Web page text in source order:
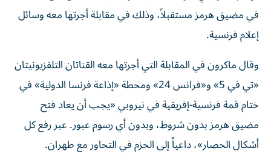
في مضيق هرمز مستقبلاً، وذلك في مقابلة أجرتها معه وسائل
إعلام فرنسية.
وقال ماكرون في المقابلة التي أجرتها معه القناتان التلفزيونيتان
«تي في 5» و«فرانس 24» ومحطة «إذاعة فرنسا الدولية» في
ختام قمة فرنسية-إفريقية في نيروبي «يجب أن يعاد فتح
مضيق هرمز بدون شروط، وبدون أي رسوم عبور. عبر رفع كل
أشكال الحصار»، داعياً إلى الحزم في التحاور مع طهران.